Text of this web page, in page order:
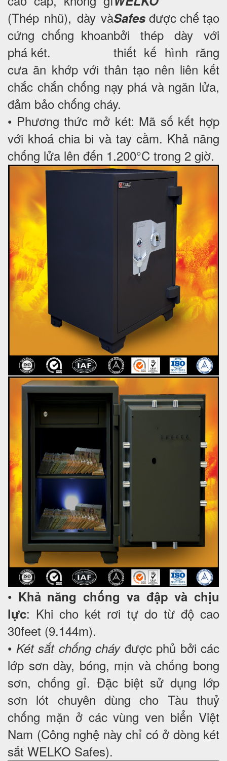
(Thép nhũ), dày và
cứng chống khoan
phá két.
Safesđược chế tạo
bởi thép dày với
thiết kế hình răng
cưa ăn khớp với thân tạo nên liên kết
chắc chắn chống nạy phá và ngăn lửa,
đảm bảo chống cháy.
• Phương thức mở két: Mã số kết hợp
với khoá chia bi và tay cầm. Khả năng
chống lửa lên đến 1.200°C trong 2 giờ.
• Khả năng chống va đập và chịu
lực: Khi cho két rơi tự do từ độ cao
30feet (9.144m).
• Két sắt chống cháyđược phủ bởi các
lớp sơn dày, bóng, mịn và chống bong
sơn, chống gỉ. Đặc biệt sử dụng lớp
sơn lót chuyên dùng cho Tàu thuỷ
chống mặn ở các vùng ven biển Việt
Nam (Công nghệ này chỉ có ở dòng két
sắt WELKO Safes).